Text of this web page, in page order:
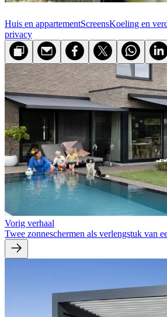
Huis en appartementScreensKoeling en
privacy
Vorig verhaal
Twee zonneschermen als verlengstuk van